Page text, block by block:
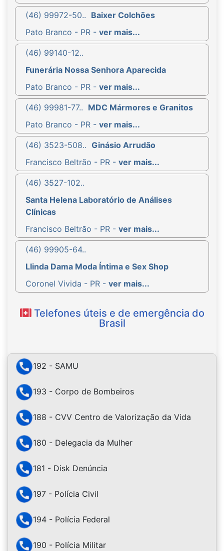
(46) 99972-50.. Baixer Colchões
Pato Branco - PR - ver mais...
(46) 99140-12..
Funerária Nossa Senhora Aparecida
Pato Branco - PR - ver mais...
(46) 99981-77.. MDC Mármores e Granitos
Pato Branco - PR - ver mais...
(46) 3523-508.. Ginásio Arrudão
Francisco Beltrão - PR - ver mais...
(46) 3527-102..
Santa Helena Laboratório de Análises
Clínicas
Francisco Beltrão - PR - ver mais...
(46) 99905-64..
Llinda Dama Moda Íntima e Sex Shop
Coronel Vivida - PR - ver mais...
Telefones úteis e de emergência do
Brasil
192 - SAMU
193 - Corpo de Bombeiros
188 - CVV Centro de Valorização da Vida
180 - Delegacia da Mulher
181 - Disk Denúncia
197 - Polícia Civil
194 - Polícia Federal
190 - Polícia Militar